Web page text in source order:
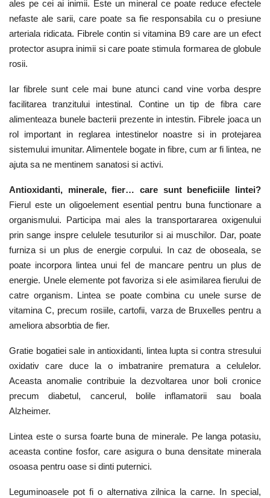
ales pe cei ai inimii. Este un mineral ce poate reduce efectele
nefaste ale sarii, care poate sa fie responsabila cu o presiune
arteriala ridicata. Fibrele contin si vitamina B9 care are un efect
protector asupra inimii si care poate stimula formarea de globule
rosii.
Iar fibrele sunt cele mai bune atunci cand vine vorba despre
facilitarea tranzitului intestinal. Contine un tip de fibra care
alimenteaza bunele bacterii prezente in intestin. Fibrele joaca un
rol important in reglarea intestinelor noastre si in protejarea
sistemului imunitar. Alimentele bogate in fibre, cum ar fi lintea, ne
ajuta sa ne mentinem sanatosi si activi.
Antioxidanti, minerale, fier… care sunt beneficiile lintei?
Fierul este un oligoelement esential pentru buna functionare a
organismului. Participa mai ales la transportararea oxigenului
prin sange inspre celulele tesuturilor si ai muschilor. Dar, poate
furniza si un plus de energie corpului. In caz de oboseala, se
poate incorpora lintea unui fel de mancare pentru un plus de
energie. Unele elemente pot favoriza si ele asimilarea fierului de
catre organism. Lintea se poate combina cu unele surse de
vitamina C, precum rosiile, cartofii, varza de Bruxelles pentru a
ameliora absorbtia de fier.
Gratie bogatiei sale in antioxidanti, lintea lupta si contra stresului
oxidativ care duce la o imbatranire prematura a celulelor.
Aceasta anomalie contribuie la dezvoltarea unor boli cronice
precum diabetul, cancerul, bolile inflamatorii sau boala
Alzheimer.
Lintea este o sursa foarte buna de minerale. Pe langa potasiu,
aceasta contine fosfor, care asigura o buna densitate minerala
osoasa pentru oase si dinti puternici.
Leguminoasele pot fi o alternativa zilnica la carne. In special,